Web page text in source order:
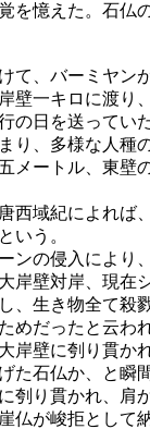
を憶えた。石仏
て、バーミヤン
壁一キロに渡り
の日を送ってい
り、多様な人種
メートル、東壁
西域紀によれば
いう。
ンの侵入により
岸壁対岸、現在
、生き物全て殺
めだったと云わ
岸壁に刳り貫か
た石仏か、と瞬
刳り貫かれ、肩
仏が峻拒として